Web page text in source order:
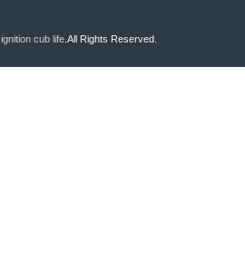
ignition cub life.All Rights Reserved.